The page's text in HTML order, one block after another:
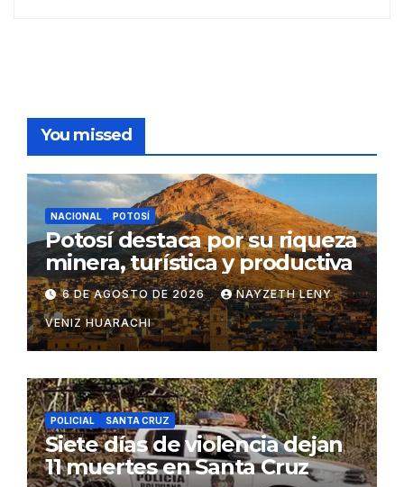
You missed
NACIONAL POTOSÍ
Potosí destaca por su riqueza
minera, turística y productiva
6 DE AGOSTO DE 2026 NAYZETH LENY
VENIZ HUARACHI
POLICIAL SANTA CRUZ
Siete días de violencia dejan
11 muertes en Santa Cruz